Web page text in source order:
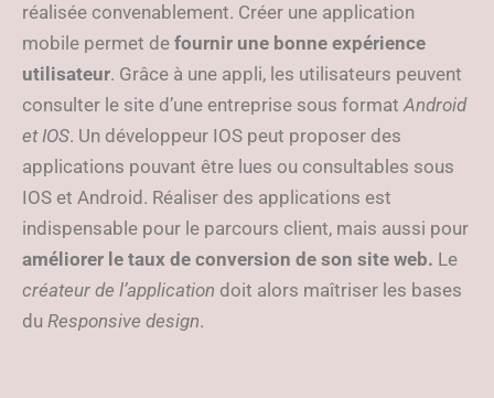
réalisée convenablement. Créer une application
mobile permet de fournir une bonne expérience
utilisateur. Grâce à une appli, les utilisateurs peuvent
consulter le site d’une entreprise sous formatAndroid
et IOS. Un développeur IOS peut proposer des
applications pouvant être lues ou consultables sous
IOS et Android. Réaliser des applications est
indispensable pour le parcours client, mais aussi pour
améliorer le taux de conversion de son site web. Le
créateur de l’application doit alors maîtriser les bases
du Responsive design.